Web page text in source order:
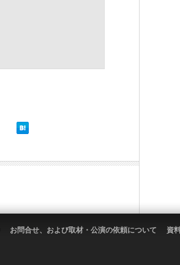
お問合せ、および取材・公演の依頼について 資